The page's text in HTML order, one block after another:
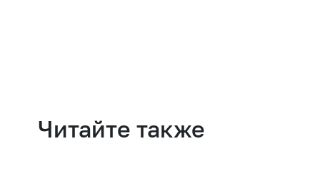
Читайте также